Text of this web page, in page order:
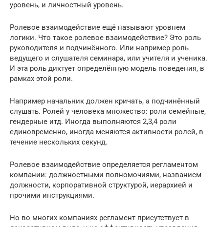
уровень, и личностный уровень.
Ролевое взаимодействие ещё называют уровнем
логики. Что такое ролевое взаимодействие? Это роль
руководителя и подчинённого. Или например роль
ведущего и слушателя семинара, или учителя и ученика.
И эта роль диктует определённую модель поведения, в
рамках этой роли.
Например начальник должен кричать, а подчинённый
слушать. Ролей у человека множество: роли семейные,
гендерные итд. Иногда выполняются 2,3,4 роли
единовременно, иногда меняются активности ролей, в
течение нескольких секунд.
Ролевое взаимодействие определяется регламентом
компании: должностными полномочиями, названием
должности, корпоративной структурой, иерархией и
прочими инструкциями.
Но во многих компаниях регламент присутствует в